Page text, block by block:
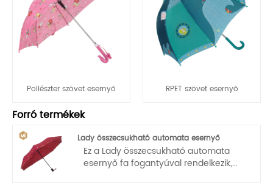
Poliészter szövet esernyő RPET szövet esernyő
Forró termékek
Lady összecsukható automata esernyő
Ez a Lady összecsukható automata
esernyő fa fogantyúval rendelkezik,